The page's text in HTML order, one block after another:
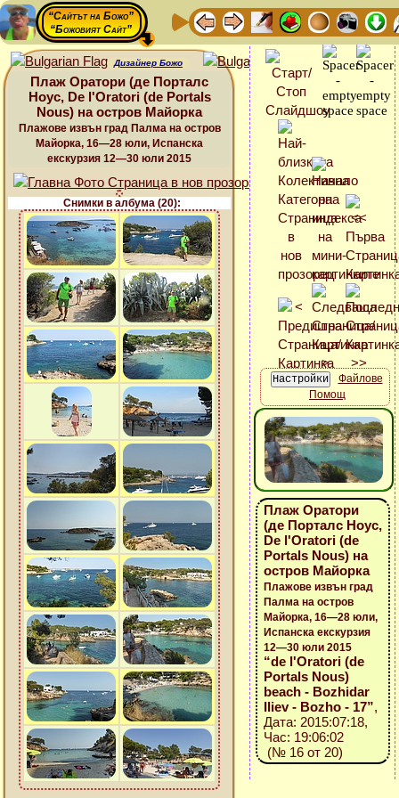
“Сайтът на Божо”
“Божовият Сайт”
Дизайнер Божо
Плаж Оратори (де Порталс
Ноус, De l'Oratori (de Portals
Nous) на остров Майорка
Плажове извън град Палма на остров
Майорка, 16—28 юли, Испанска
екскурзия 12—30 юли 2015
Снимки в албума (20):
Файлове
Помощ
Плаж Оратори
(де Порталс Ноус,
De l'Oratori (de
Portals Nous) на
остров Майорка
Плажове извън град
Палма на остров
Майорка, 16—28 юли,
Испанска екскурзия
12—30 юли 2015
“de l'Oratori (de
Portals Nous)
beach - Bozhidar
Iliev - Bozho - 17”,
Дата: 2015:07:18,
Час: 19:06:02
(№ 16 от 20)